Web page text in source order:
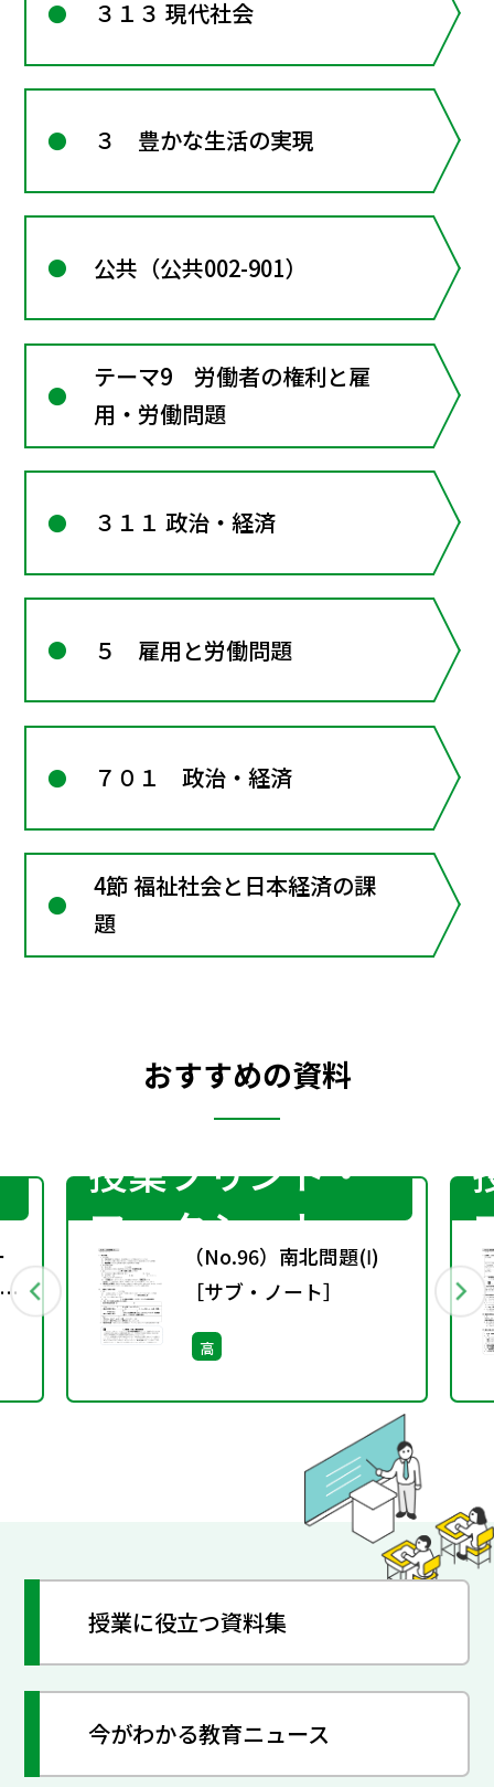
３１３ 現代社会
３ 豊かな生活の実現
公共（公共002-901）
テーマ9 労働者の権利と雇
用・労働問題
３１１ 政治・経済
５ 雇用と労働問題
７０１ 政治・経済
4節 福祉社会と日本経済の課
題
おすすめの資料
授業プリント・
ワークシート
（No.96）南北問題(Ⅰ)
［サブ・ノート］
高
授業に役立つ資料集
今がわかる教育ニュース